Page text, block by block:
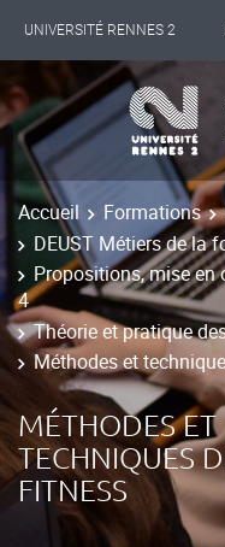
UNIVERSITÉ RENNES 2
INTERNATIONAL
LES NOUVELLES DE RENNES 2
Accueil Formations
DEUST Métiers de la
Propositions, mise en
4
Théorie et pratique
Méthodes et
MÉTHODES ET
TECHNIQUES
FITNESS